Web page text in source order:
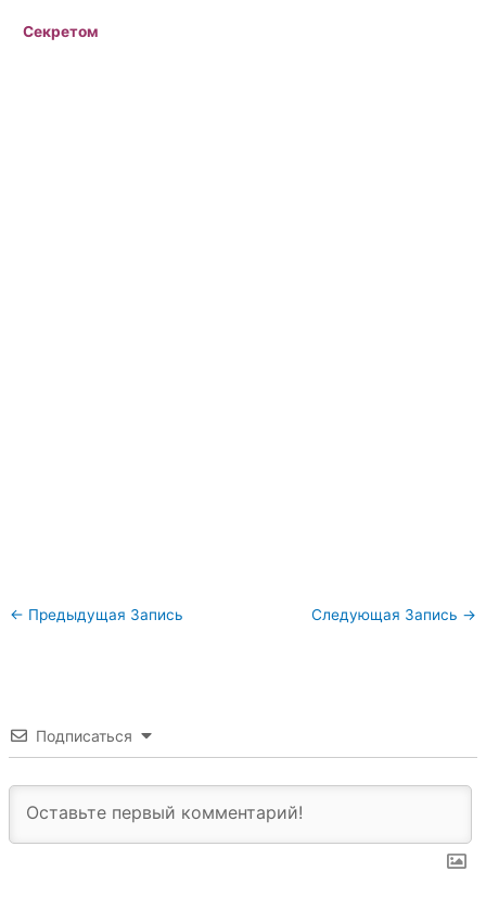
Секретом
← Предыдущая Запись Следующая Запись →
Подписаться